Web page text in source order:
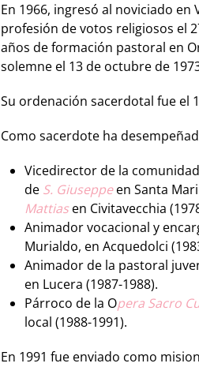
En 1966, ingresó al noviciado
profesión de votos religiosos el
años de formación pastoral en
solemne el 13 de octubre de
Su ordenación sacerdotal fue el
Como sacerdote ha
Vicedirector de la
de S. Giuseppeen Santa
Mattiasen Civitavecchia
Animador vocacional y
Murialdo, en Acquedolci
Animador de la pastoral
en Lucera (1987-1988).
Párroco de la Opera Sacro
local (1988-1991).
En 1991 fue enviado como